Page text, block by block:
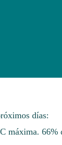
días:
máxima.